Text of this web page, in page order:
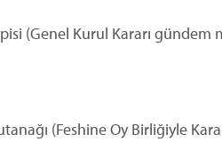
(Genel Kurul Kararı gündem
(Feshine Oy Birliğiyle